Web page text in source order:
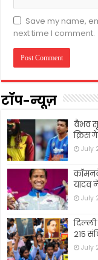
Save my name,
next time I comment.
टॉप-न्यूज़
वैभव
क्रिस
July
यादव
July
दिल्ली
215
July